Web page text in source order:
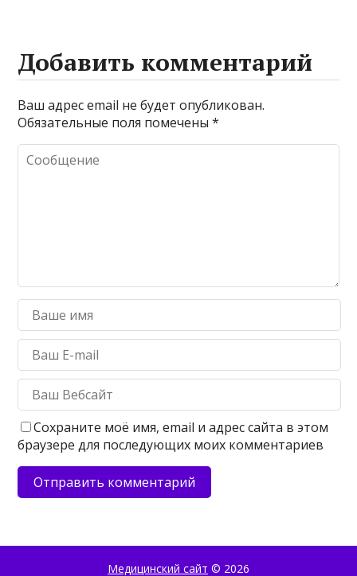
Добавить комментарий
Ваш адрес email не будет опубликован.
Обязательные поля помечены*
Сохраните моё имя, email и адрес сайта в этом
браузере для последующих моих комментариев
Медицинский сайт © 2026